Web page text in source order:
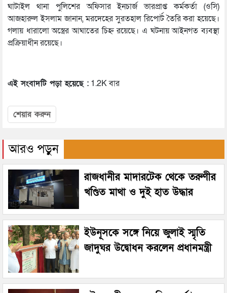
ঘাটাইল থানা পুলিশের অফিসার ইনচার্জ ভারপ্রাপ্ত কর্মকর্তা (ওসি)
আজহারুল ইসলাম জানান, মর‌দে‌হের সুরতহাল রিপোর্ট তৈরি করা হয়েছে।
গলায় ধারালো অস্ত্রের আঘাতের চিহ্ন রয়েছে। এ ঘটনায় আইনগত ব্যবস্থা
প্রক্রিয়াধীন রয়েছে।
এই সংবাদটি পড়া হয়েছে : 1.2K বার
শেয়ার করুন
আরও পড়ুন
রাজধানীর মাদারটেক থেকে তরুণীর
খণ্ডিত মাথা ও দুই হাত উদ্ধার
ইউনূসকে সঙ্গে নিয়ে জুলাই স্মৃতি
জাদুঘর উদ্বোধন করলেন প্রধানমন্ত্রী